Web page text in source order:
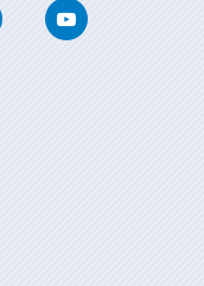
InstagramYoutube